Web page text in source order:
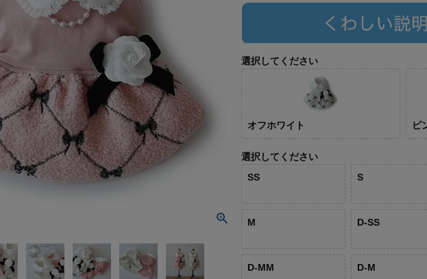
選択してください
オフホワイト ピ
選択してください
SS
S
M D-SS
D-MM D-M